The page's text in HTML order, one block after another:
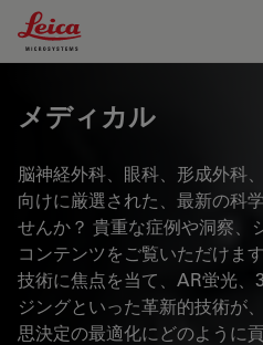
Leica Microsystems Logo
メディカル
脳神経外科、眼科、形成外科
向けに厳選された、最新の科
せんか？ 貴重な症例や洞察、
コンテンツをご覧いただけま
技術に焦点を当て、AR蛍光
ジングといった革新的技術が
思決定の最適化にどのように